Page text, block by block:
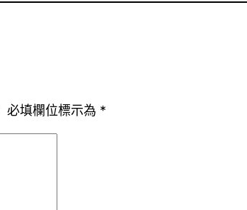
必填欄位標示為 *